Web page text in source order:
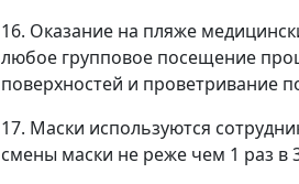
16. Оказание на пляже
любое групповое посещение
поверхностей и проветривание
17. Маски используются
смены маски не реже чем 1 раз в